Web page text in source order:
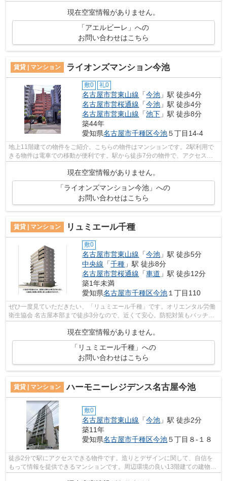
現在空室情報がありません。
「アエルビーレ」への
お問い合わせはこちら
賃貸 | マンション ライオンズマンション今池
敷0 礼0
名古屋市営東山線 「今池 」駅 徒歩4分
名古屋市営桜通線 「今池 」駅 徒歩4分
名古屋市営東山線 「池下 」駅 徒歩8分
築44年
愛知県名古屋市千種区今池５丁目14-4
地上11階建ての物件をご紹介。こちらの物件はマンションです。2駅利用で
きる物件は電車での移動が便利です。駅から徒歩7分の物件で、アクセス良
好です。賃貸物件のことなら、豊富な物...
現在空室情報がありません。
「ライオンズマンション今池」への
お問い合わせはこちら
賃貸 | マンション リュミエール千種
敷0
名古屋市営東山線 「今池 」駅 徒歩5分
中央線 「千種 」駅 徒歩8分
名古屋市営桜通線 「車道 」駅 徒歩12分
築1年未満
愛知県名古屋市千種区今池１丁目110
ぜひ一度見ていただきたい、「リュミエール千種」です。オリエンタル労働
衛生協会 名古屋本部まで徒歩3分なので、近くて安心。防犯対策もバッチリ
現在空室情報がありません。
「リュミエール千種」への
お問い合わせはこちら
賃貸 | マンション ハーモニーレジデンス名古屋今池
敷0
名古屋市営東山線 「今池 」駅 徒歩2分
築11年
愛知県名古屋市千種区今池５丁目８-１８
徒歩2分で駅にアクセスできる物件です。造りとデザインに関して、自信を
もって情報を提供できるマンションです。周辺環境の良い13階建ての建物で